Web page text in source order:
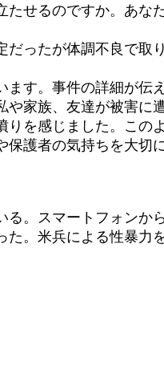
せるのですか。あな
ったが体調不良で取
す。事件の詳細が伝
家族、友達が被害に
を感じました。この
護者の気持ちを大切
。スマートフォンか
た。米兵による性暴力